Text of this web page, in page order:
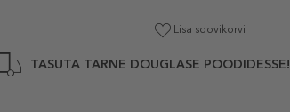
Lisa soovikorvi
TASUTA TARNE DOUGLASE POODIDESSE!